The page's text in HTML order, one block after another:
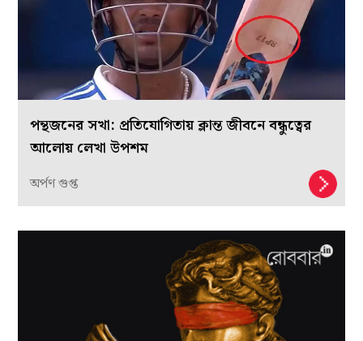
পন্থজনের সখা: প্রতিযোগিতায় ক্লান্ত জীবনে বন্ধুত্বের
আলোয় লেখা উপশম
অর্পণ গুপ্ত